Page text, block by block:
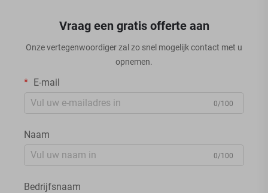
Vraag een gratis offerte aan
Onze vertegenwoordiger zal zo snel mogelijk contact met u
opnemen.
E-mail
0/100
Naam
0/100
Bedrijfsnaam